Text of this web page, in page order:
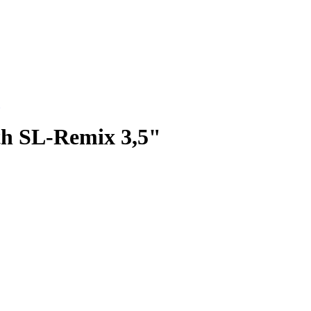
SL-Remix 3,5"